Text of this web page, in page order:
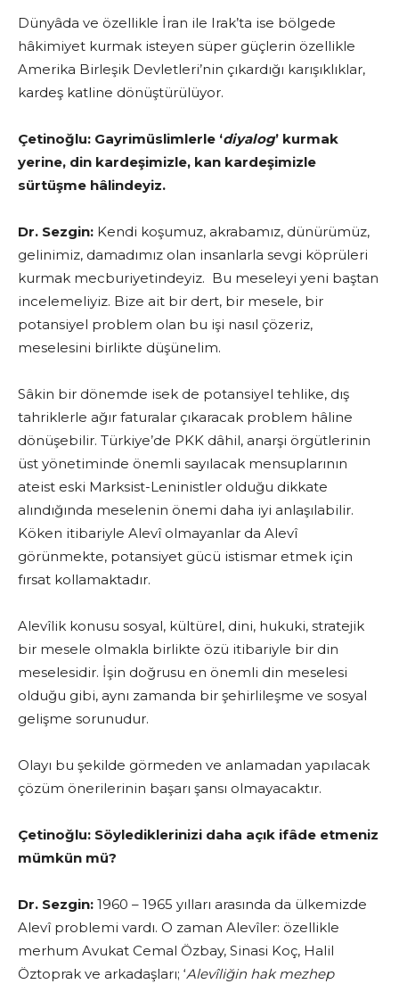
Dünyâda ve özellikle İran ile Irak’ta ise bölgede
hâkimiyet kurmak isteyen süper güçlerin özellikle
Amerika Birleşik Devletleri’nin çıkardığı karışıklıklar,
kardeş katline dönüştürülüyor.
Çetinoğlu: Gayrimüslimlerle ‘diyalog’ kurmak
yerine, din kardeşimizle, kan kardeşimizle
sürtüşme hâlindeyiz.
Dr. Sezgin: Kendi koşumuz, akrabamız, dünürümüz,
gelinimiz, damadımız olan insanlarla sevgi köprüleri
kurmak mecburiyetindeyiz. Bu meseleyi yeni baştan
incelemeliyiz. Bize ait bir dert, bir mesele, bir
potansiyel problem olan bu işi nasıl çözeriz,
meselesini birlikte düşünelim.
Sâkin bir dönemde isek de potansiyel tehlike, dış
tahriklerle ağır faturalar çıkaracak problem hâline
dönüşebilir. Türkiye’de PKK dâhil, anarşi örgütlerinin
üst yönetiminde önemli sayılacak mensuplarının
ateist eski Marksist-Leninistler olduğu dikkate
alındığında meselenin önemi daha iyi anlaşılabilir.
Köken itibariyle Alevî olmayanlar da Alevî
görünmekte, potansiyet gücü istismar etmek için
fırsat kollamaktadır.
Alevîlik konusu sosyal, kültürel, dini, hukuki, stratejik
bir mesele olmakla birlikte özü itibariyle bir din
meselesidir. İşin doğrusu en önemli din meselesi
olduğu gibi, aynı zamanda bir şehirlileşme ve sosyal
gelişme sorunudur.
Olayı bu şekilde görmeden ve anlamadan yapılacak
çözüm önerilerinin başarı şansı olmayacaktır.
Çetinoğlu: Söylediklerinizi daha açık ifâde etmeniz
mümkün mü?
Dr. Sezgin: 1960 – 1965 yılları arasında da ülkemizde
Alevî problemi vardı. O zaman Alevîler: özellikle
merhum Avukat Cemal Özbay, Sinasi Koç, Halil
Öztoprak ve arkadaşları; ‘Alevîliğin hak mezhep